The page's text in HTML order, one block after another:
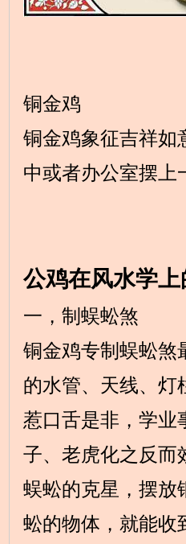
铜金鸡
铜金鸡象征吉祥如
中或者办公室摆上
公鸡在风水学上
一，制蜈蚣煞
铜金鸡专制蜈蚣煞
的水管、天线、灯
惹口舌是非，学业
子、老虎化之反而
蜈蚣的克星，摆放
蚣的物体，就能收